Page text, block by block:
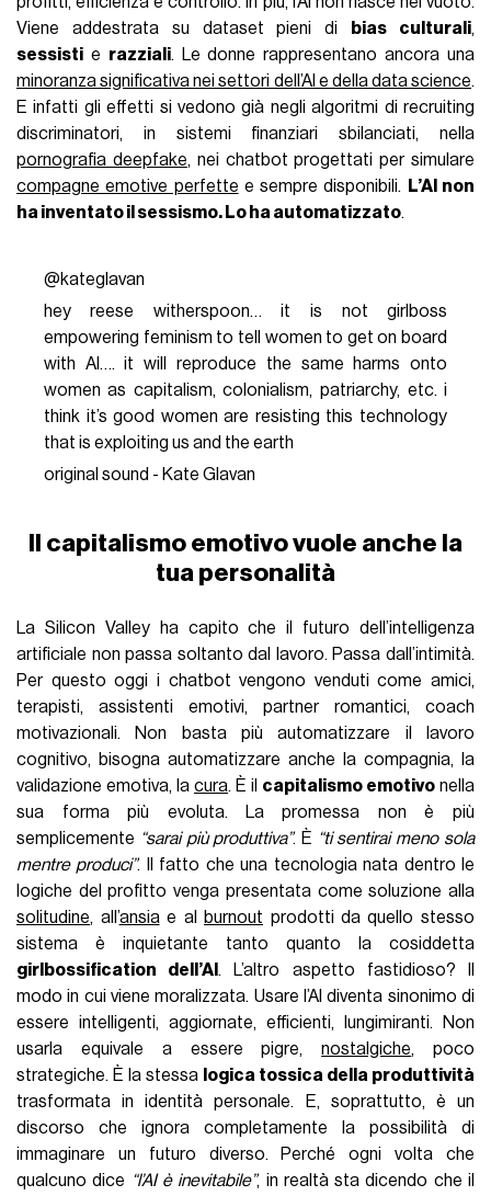
Viene addestrata su dataset pieni di
bias culturali,
sessisti e razziali. Le donne rappresentano ancora una
minoranza significativa nei settori dell’AI e della data science.
E infatti gli effetti si vedono già negli algoritmi di recruiting
discriminatori, in sistemi finanziari sbilanciati, nella
pornografia deepfake, nei chatbot progettati per simulare
compagne emotive perfette e sempre disponibili.
L’AI non
ha inventato il sessismo. Lo ha automatizzato.
@kateglavan
hey reese witherspoon… it is not girlboss
empowering feminism to tell women to get on board
with AI…. it will reproduce the same harms onto
women as capitalism, colonialism, patriarchy, etc. i
think it’s good women are resisting this technology
that is exploiting us and the earth
original sound - Kate Glavan
Il capitalismo emotivo vuole anche la
tua personalità
La Silicon Valley ha capito che il futuro dell’intelligenza
artificiale non passa soltanto dal lavoro. Passa dall’intimità.
Per questo oggi i chatbot vengono venduti come amici,
terapisti, assistenti emotivi, partner romantici, coach
motivazionali. Non basta più automatizzare il lavoro
cognitivo, bisogna automatizzare anche la compagnia, la
validazione emotiva, lacura. È il capitalismo emotivo nella
sua forma più evoluta. La promessa non è più
semplicemente “sarai più produttiva”. È “ti sentirai meno sola
mentre produci”. Il fatto che una tecnologia nata dentro le
logiche del profitto venga presentata come soluzione alla
solitudine, all’ansiae al burnout prodotti da quello stesso
sistema è inquietante tanto quanto la cosiddetta
girlbossification dell’AI . L’altro aspetto fastidioso? Il
modo in cui viene moralizzata. Usare l’AI diventa sinonimo di
essere intelligenti, aggiornate, efficienti, lungimiranti. Non
usarla equivale a essere pigre,nostalgiche, poco
strategiche. È la stessa logica tossica della produttività
trasformata in identità personale. E, soprattutto, è un
discorso che ignora completamente la possibilità di
immaginare un futuro diverso. Perché ogni volta che
qualcuno dice “l’AI è inevitabile”, in realtà sta dicendo che il